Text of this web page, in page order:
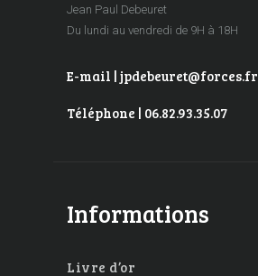
Jean Paul Debeuret
Du lundi au vendredi de 9H à 18H
E-mail | jpdebeuret@forces.fr
Téléphone | 06.82.93.35.07
Informations
Livre d’or